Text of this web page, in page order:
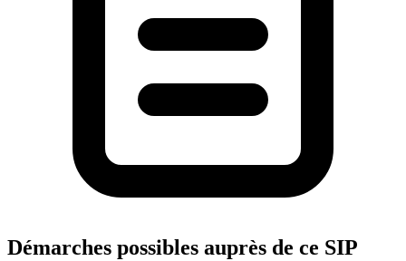
Démarches possibles auprès de ce SIP